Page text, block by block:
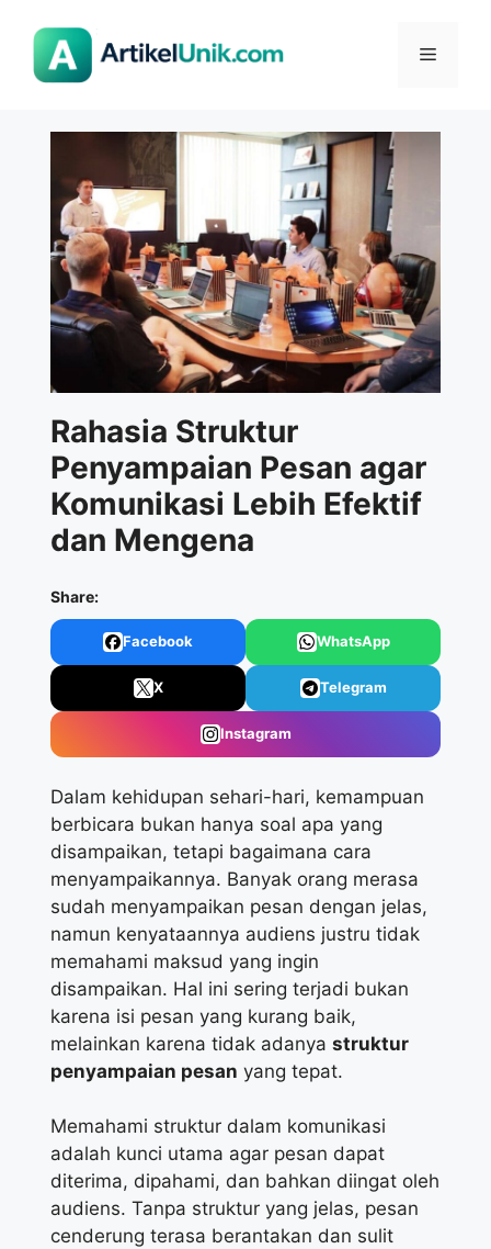
Menu
Rahasia Struktur
Penyampaian Pesan agar
Komunikasi Lebih Efektif
dan Mengena
Share:
Facebook WhatsApp
X Telegram
Instagram
Dalam kehidupan sehari-hari, kemampuan
berbicara bukan hanya soal apa yang
disampaikan, tetapi bagaimana cara
menyampaikannya. Banyak orang merasa
sudah menyampaikan pesan dengan jelas,
namun kenyataannya audiens justru tidak
memahami maksud yang ingin
disampaikan. Hal ini sering terjadi bukan
karena isi pesan yang kurang baik,
melainkan karena tidak adanya struktur
penyampaian pesan yang tepat.
Memahami struktur dalam komunikasi
adalah kunci utama agar pesan dapat
diterima, dipahami, dan bahkan diingat oleh
audiens. Tanpa struktur yang jelas, pesan
cenderung terasa berantakan dan sulit